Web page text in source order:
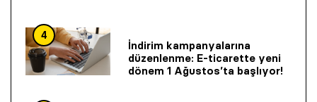
4
İndirim kampanyalarına
düzenlenme: E-ticarette yeni
dönem 1 Ağustos’ta başlıyor!